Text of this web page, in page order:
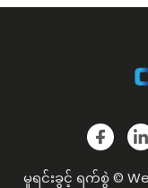
မူရင်းခွင့် ရက်စွဲ ©